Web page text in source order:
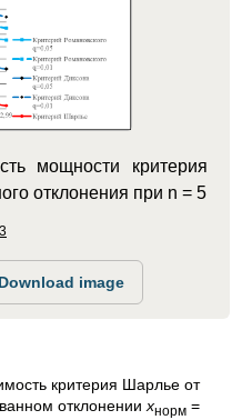
мощности критерия
отклонения при n = 5
Download image
критерия Шарлье от
отклоненииxнорм =